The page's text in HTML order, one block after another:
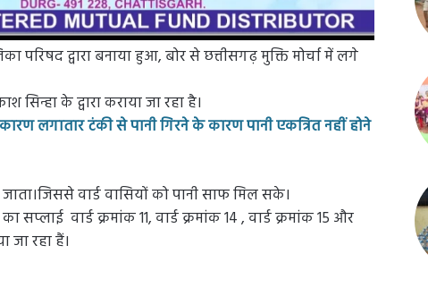
परिषद द्वारा बनाया हुआ, बोर से छत्तीसगढ़ मुक्ति मोर्चा में लगे
सिन्हा के द्वारा कराया जा रहा है।
लगातार टंकी से पानी गिरने के कारण पानी एकत्रित नहीं होने
वार्ड वासियों को पानी साफ मिल सके।
सप्लाई वार्ड क्रमांक 11, वार्ड क्रमांक 14 , वार्ड क्रमांक 15 और
जा रहा हैं।